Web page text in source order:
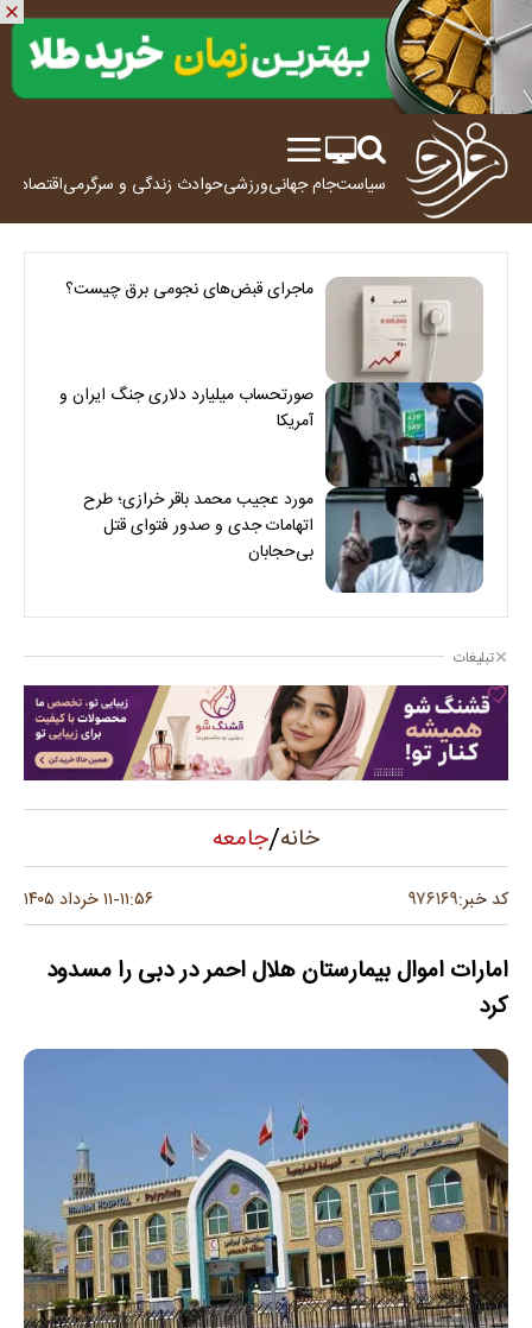
سیاستجام جهانیورزشیحوادث زندگی و سرگرمیاقتصاد
ماجرای قبض‌های نجومی برق چیست؟
صورتحساب میلیارد دلاری جنگ ایران و
آمریکا
مورد عجیب محمد باقر خرازی؛ طرح
اتهامات جدی و صدور فتوای قتل
بی‌حجابان
تبلیغات
خانه/جامعه
کد خبر:۹۷۶۱۶۹ ۱۱:۵۶-۱۱ خرداد ۱۴۰۵
امارات اموال بیمارستان هلال احمر در دبی را مسدود
کرد